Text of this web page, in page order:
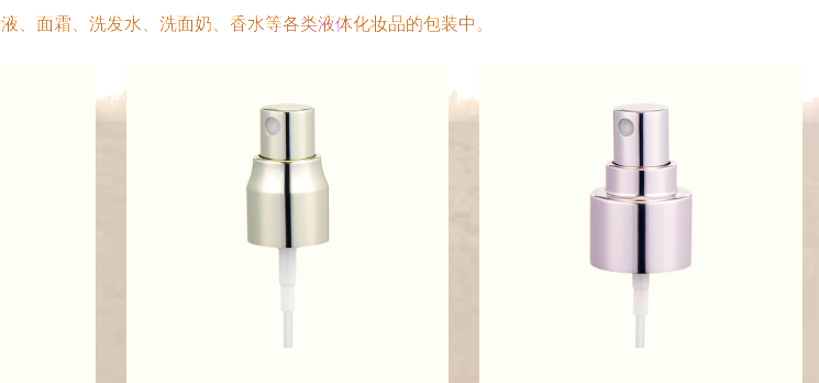
、面霜、洗发水、洗面奶、香水等各类液体化妆品的包装中。